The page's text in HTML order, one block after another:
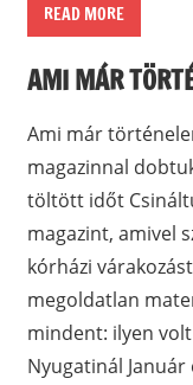
READ MORE
AMI MÁR
Ami már
magazinnal
töltött időt
magazint, amivel
kórházi
megoldatlan
mindent: ilyen
Nyugatinál